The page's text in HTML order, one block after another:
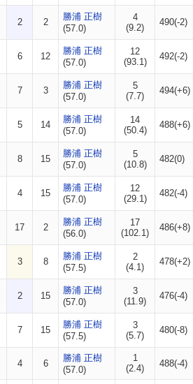
2 2
勝浦 正樹
(57.0)
4
(9.2)
490(-2)
6 12
勝浦 正樹
(57.0)
12
(93.1)
492(-2)
7 3
勝浦 正樹
(57.0)
5
(7.7)
494(+6)
5 14
勝浦 正樹
(57.0)
14
(50.4)
488(+6)
8 15
勝浦 正樹
(57.0)
5
(10.8)
482(0)
4 15
勝浦 正樹
(57.0)
12
(29.1)
482(-4)
17 2
勝浦 正樹
(56.0)
17
(102.1)
486(+8)
3 8
勝浦 正樹
(57.5)
2
(4.1)
478(+2)
2 15
勝浦 正樹
(57.0)
3
(11.9)
476(-4)
7 15
勝浦 正樹
(57.5)
3
(5.7)
480(-8)
4 6
勝浦 正樹
(57.0)
1
(2.4)
488(-4)